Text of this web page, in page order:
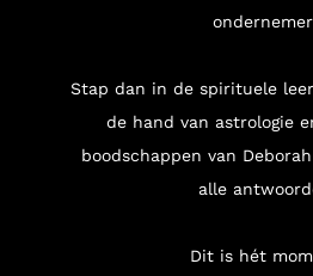
Stap dan in de spirituele
de hand van astrologie
boodschappen van
alle
Dit is hét